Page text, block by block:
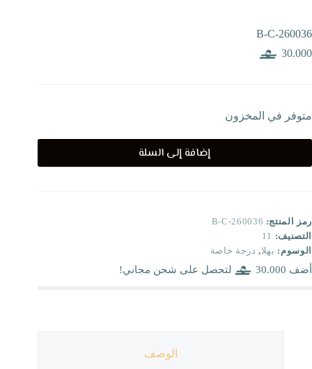
B-C-260036
30.000
متوفر في المخزون
إضافة إلى السلة
رمز المنتج: B-C-260036
التصنيف: 11
الوسوم: بهلا, درجة خاصة
أضف 30.000 لتحصل على شحن مجاني!
الوصف